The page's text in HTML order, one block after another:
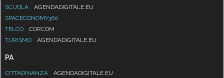
SCUOLA
AGENDADIGITALE.EU
SPACECONOMY360
TELCO
CORCOM
TURISMO
AGENDADIGITALE.EU
PA
CITTADINANZA
AGENDADIGITALE.EU